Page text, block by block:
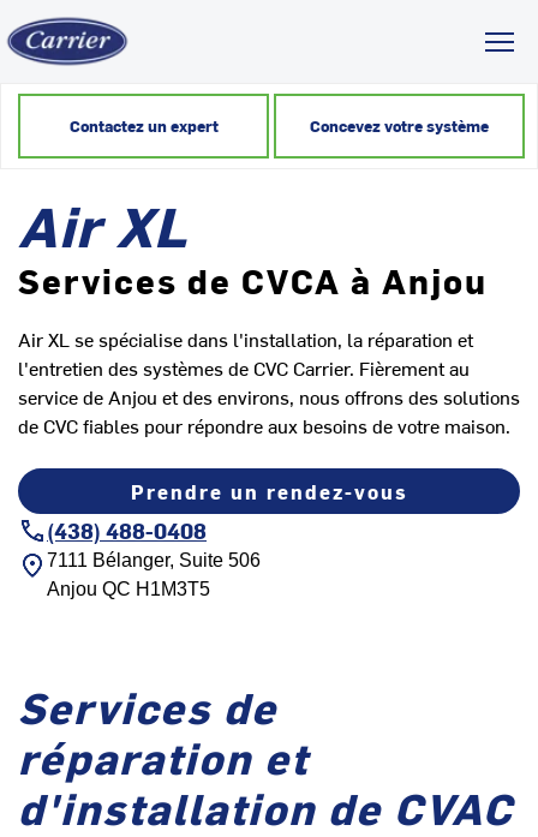
Contactez un expert Concevez votre système
Air XL
Services de CVCA à Anjou
Air XL se spécialise dans l'installation, la réparation et
l'entretien des systèmes de CVC Carrier. Fièrement au
service de Anjou et des environs, nous offrons des solutions
de CVC fiables pour répondre aux besoins de votre maison.
Prendre un rendez-vous
(438) 488-0408
7111 Bélanger, Suite 506
Anjou QC H1M3T5
Services de
réparation et
d'installation de CVAC